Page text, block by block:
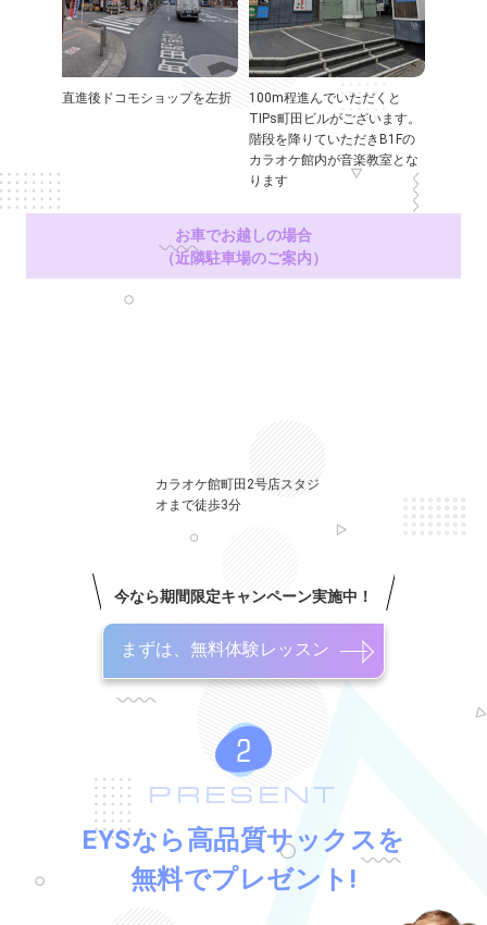
直進後ドコモショップを左折
100m程進んでいただくと
TIPs町田ビルがございます。
階段を降りていただきB1Fの
カラオケ館内が音楽教室とな
ります
お車でお越しの場合
（近隣駐車場のご案内）
カラオケ館町田2号店スタジ
オまで徒歩3分
今なら期間限定キャンペーン実施中！
まずは、無料体験レッスン
PRESENT
EYSなら高品質サックスを
無料でプレゼント!